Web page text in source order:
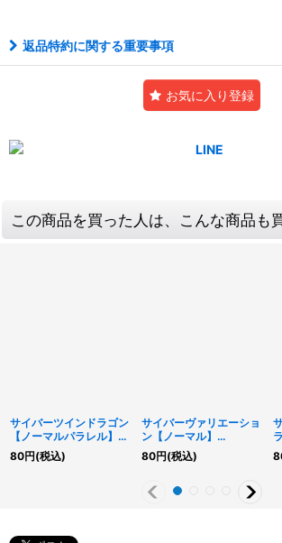
返品特約に関する重要事項
お気に入り登録
この商品を買った人は、こんな商品も
サイバーツインドラゴン
【ノーマルパラレル】
{RD/SD0C-JP003}
《RDフュージョン》
80円(税込)
サイバーヴァリエーショ
ン【ノーマル】
{RD/SD0C-JP028}
《RD魔法》
80円(税込)